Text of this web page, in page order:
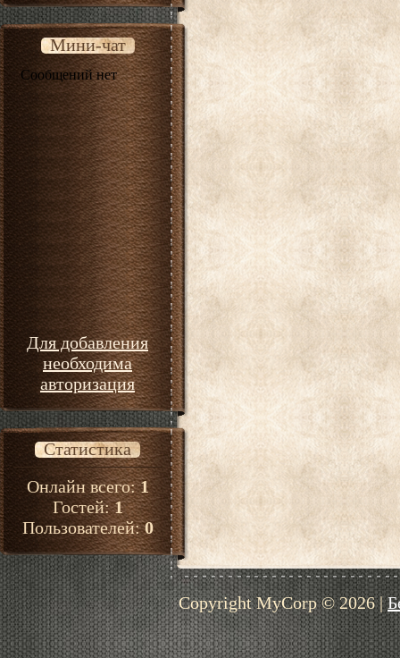
Мини-чат
Для добавления
необходима
авторизация
Статистика
Онлайн всего:1
Гостей:1
Пользователей:0
Copyright MyCorp © 2026|